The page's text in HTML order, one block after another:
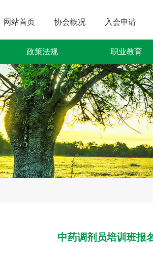
网站首页 协会概况 入会申请
政策法规 职业教育
中药调剂员培训班报